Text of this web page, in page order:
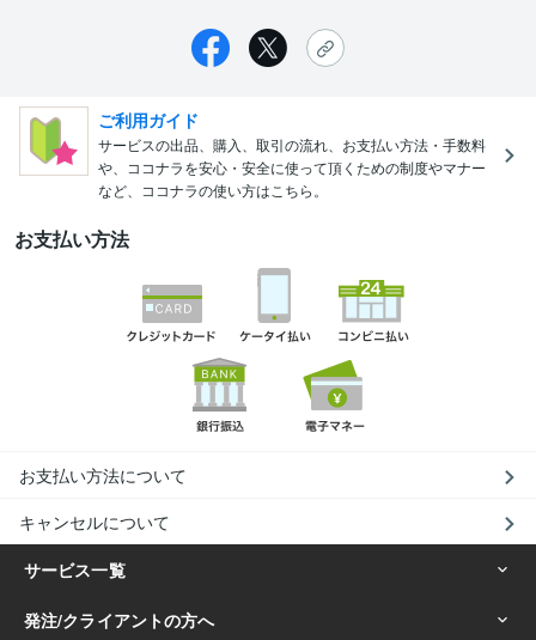
ご利用ガイド
サービスの出品、購入、取引の流れ、お支払い方法・手数料
や、ココナラを安心・安全に使って頂くための制度やマナー
など、ココナラの使い方はこちら。
お支払い方法
お支払い方法について
キャンセルについて